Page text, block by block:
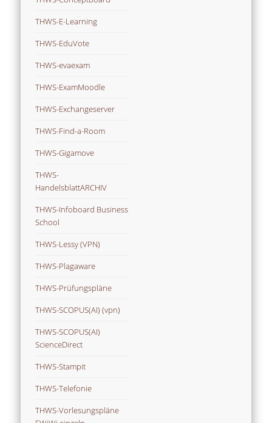
THWS-E-Learning
THWS-EduVote
THWS-evaexam
THWS-ExamMoodle
THWS-Exchangeserver
THWS-Find-a-Room
THWS-Gigamove
THWS-
HandelsblattARCHIV
THWS-Infoboard Business
School
THWS-Lessy (VPN)
THWS-Plagaware
THWS-Prüfungspläne
THWS-SCOPUS(AI) (vpn)
THWS-SCOPUS(AI)
ScienceDirect
THWS-Stampit
THWS-Telefonie
THWS-Vorlesungspläne